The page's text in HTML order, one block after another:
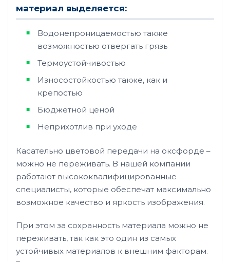
материал выделяется:
Водонепроницаемостью также
возможностью отвергать грязь
Термоустойчивостью
Износостойкостью также, как и
крепостью
Бюджетной ценой
Неприхотлив при уходе
Касательно цветовой передачи на оксфорде –
можно не переживать. В нашей компании
работают высококвалифицированные
специалисты, которые обеспечат максимально
возможное качество и яркость изображения.
При этом за сохранность материала можно не
переживать, так как это один из самых
устойчивых материалов к внешним факторам.